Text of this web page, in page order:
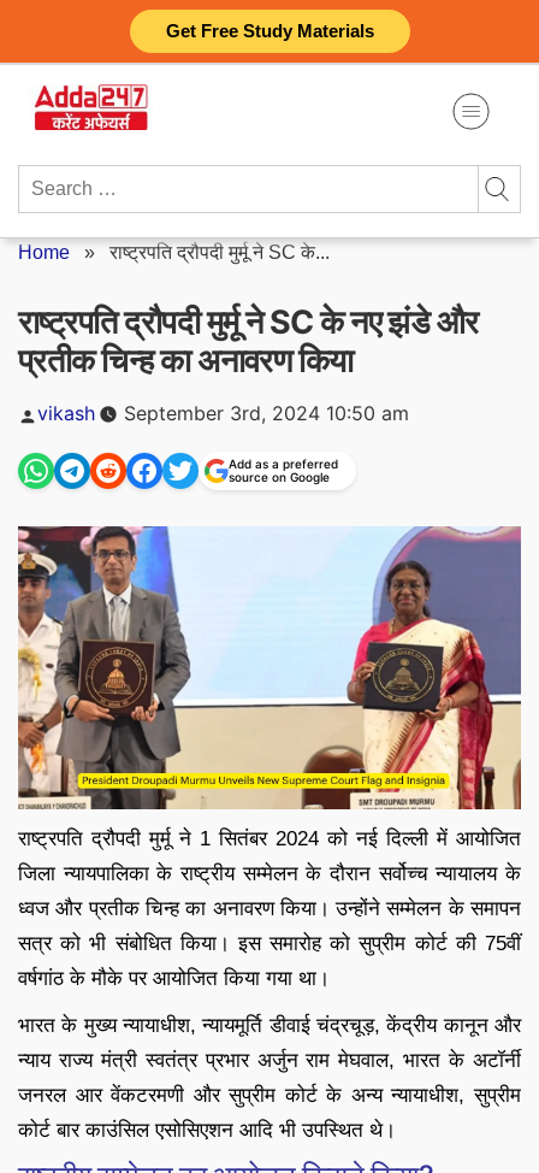
Get Free Study Materials
content
Search
Home »राष्ट्रपति द्रौपदी मुर्मू ने SC के...
राष्ट्रपति द्रौपदी मुर्मू ने SC के नए झंडे और
प्रतीक चिन्ह का अनावरण किया
Posted
vikash September 3rd, 2024 10:50 am
Add as a preferred
source on Google
राष्ट्रपति द्रौपदी मुर्मू ने 1 सितंबर 2024 को नई दिल्ली में आयोजित
जिला न्यायपालिका के राष्ट्रीय सम्मेलन के दौरान सर्वोच्च न्यायालय के
ध्वज और प्रतीक चिन्ह का अनावरण किया। उन्होंने सम्मेलन के समापन
सत्र को भी संबोधित किया। इस समारोह को सुप्रीम कोर्ट की 75वीं
वर्षगांठ के मौके पर आयोजित किया गया था।
भारत के मुख्य न्यायाधीश, न्यायमूर्ति डीवाई चंद्रचूड़, केंद्रीय कानून और
न्याय राज्य मंत्री स्वतंत्र प्रभार अर्जुन राम मेघवाल, भारत के अटॉर्नी
जनरल आर वेंकटरमणी और सुप्रीम कोर्ट के अन्य न्यायाधीश, सुप्रीम
कोर्ट बार काउंसिल एसोसिएशन आदि भी उपस्थित थे।